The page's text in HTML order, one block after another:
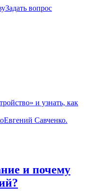
Задать вопрос
и узнать, как
Евгений Савченко.
и почему